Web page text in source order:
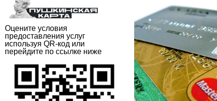
Оцените условия
предоставления услуг
используя QR-код или
перейдите по ссылке ниже